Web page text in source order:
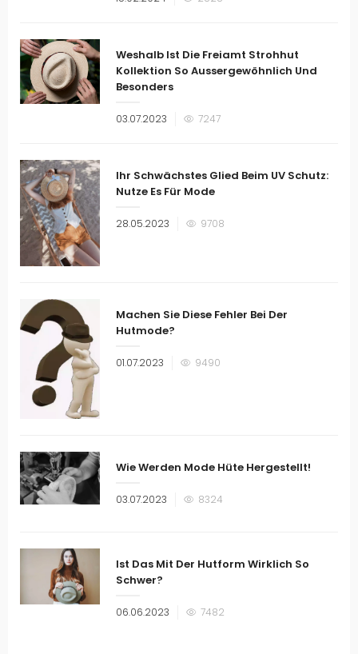
Weshalb Ist Die Freiamt Strohhut
Kollektion So Aussergewöhnlich Und
Besonders
Veröffentlicht
03.07.2023 7247
Ihr Schwächstes Glied Beim UV Schutz:
Nutze Es Für Mode
Veröffentlicht
28.05.2023 9708
Machen Sie Diese Fehler Bei Der
Hutmode?
Veröffentlicht
01.07.2023 9490
Wie Werden Mode Hüte Hergestellt!
Veröffentlicht
03.07.2023 8324
Ist Das Mit Der Hutform Wirklich So
Schwer?
Veröffentlicht
06.06.2023 7482